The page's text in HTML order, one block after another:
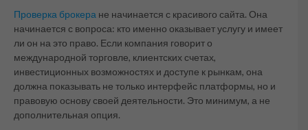
Проверка брокера не начинается с красивого сайта. Она
начинается с вопроса: кто именно оказывает услугу и имеет
ли он на это право. Если компания говорит о
международной торговле, клиентских счетах,
инвестиционных возможностях и доступе к рынкам, она
должна показывать не только интерфейс платформы, но и
правовую основу своей деятельности. Это минимум, а не
дополнительная опция.